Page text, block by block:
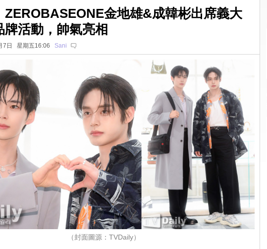
ZEROBASEONE金地雄&成韓彬出席義大
牌活動，帥氣亮相
7日 星期五16:06 Sani
（封面圖源：TVDaily）